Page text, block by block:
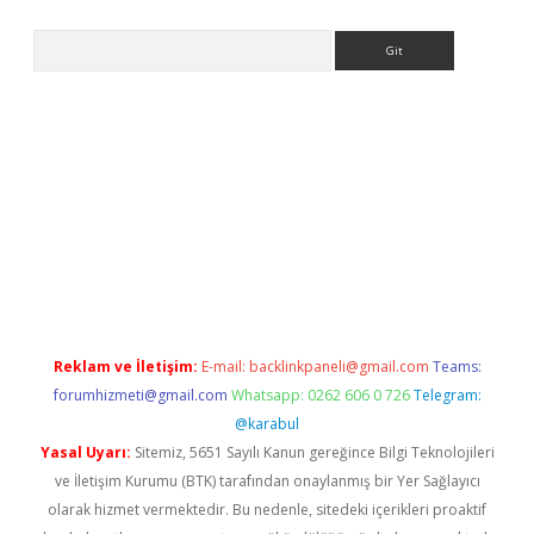
Reklam ve İletişim: E-mail: backlinkpaneli@gmail.com Teams:
forumhizmeti@gmail.com Whatsapp: 0262 606 0 726 Telegram:
@karabul
Yasal Uyarı: Sitemiz, 5651 Sayılı Kanun gereğince Bilgi Teknolojileri
ve İletişim Kurumu (BTK) tarafından onaylanmış bir Yer Sağlayıcı
olarak hizmet vermektedir. Bu nedenle, sitedeki içerikleri proaktif